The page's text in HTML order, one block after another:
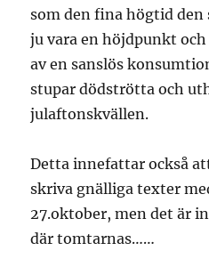
som den fina högtid den
ju vara en höjdpunkt
av en sanslös
stupar dödströtta och
julaftonskvällen.
Detta innefattar också
skriva gnälliga texter
27.oktober, men det är
där tomtarnas……